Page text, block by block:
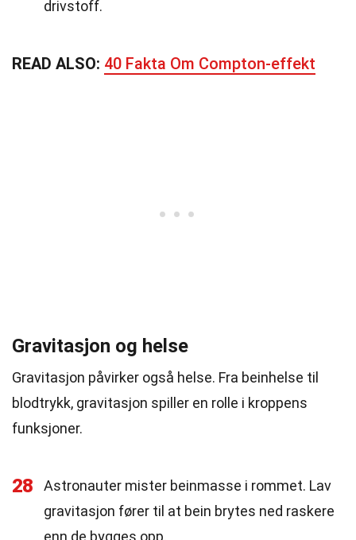
drivstoff.
READ ALSO: 40 Fakta Om Compton-effekt
Gravitasjon og helse
Gravitasjon påvirker også helse. Fra beinhelse til
blodtrykk, gravitasjon spiller en rolle i kroppens
funksjoner.
28
Astronauter mister beinmasse i rommet. Lav
gravitasjon fører til at bein brytes ned raskere
enn de bygges opp.